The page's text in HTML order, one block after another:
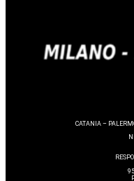
CATANIA –